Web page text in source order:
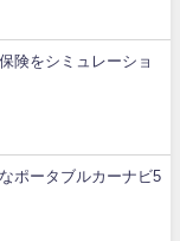
険をシミュレーショ
ポータブルカーナビ5